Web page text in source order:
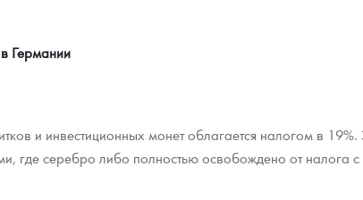
Германии
и инвестиционных монет облагается налогом в
где серебро либо полностью освобождено от налога